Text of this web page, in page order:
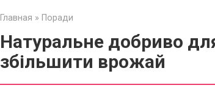
Главная » Поради
Натуральне добриво
збільшити врожай